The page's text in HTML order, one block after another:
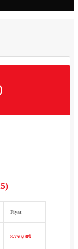
Fiyat
8.750,00₺